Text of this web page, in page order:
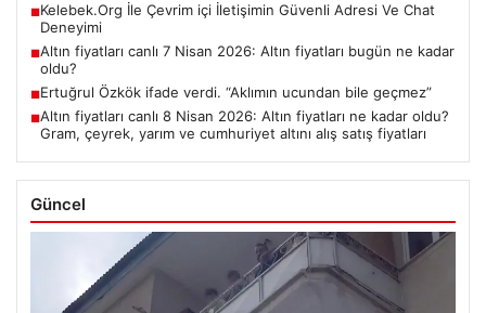
■Kelebek.Org İle Çevrim içi İletişimin Güvenli Adresi Ve Chat
Deneyimi
■Altın fiyatları canlı 7 Nisan 2026: Altın fiyatları bugün ne kadar
oldu?
■Ertuğrul Özkök ifade verdi. “Aklımın ucundan bile geçmez”
■Altın fiyatları canlı 8 Nisan 2026: Altın fiyatları ne kadar oldu?
Gram, çeyrek, yarım ve cumhuriyet altını alış satış fiyatları
Güncel